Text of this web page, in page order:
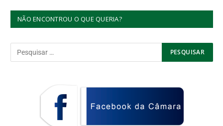
NÃO ENCONTROU O QUE QUERIA?